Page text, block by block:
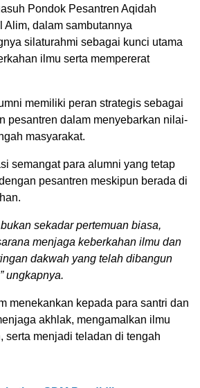
Pondok Pesantren Aqidah
Alim, dalam sambutannya
silaturahmi sebagai kunci utama
ilmu serta mempererat
memiliki peran strategis sebagai
pesantren dalam menyebarkan nilai-
masyarakat.
semangat para alumni yang tetap
pesantren meskipun berada di
sekadar pertemuan biasa,
menjaga keberkahan ilmu dan
dakwah yang telah dibangun
ungkapnya.
menekankan kepada para santri dan
akhlak, mengamalkan ilmu
serta menjadi teladan di tengah